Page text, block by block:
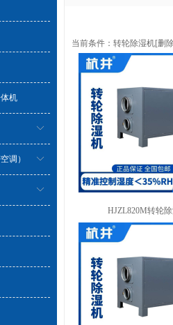
机
调）
当前条件： 转轮除湿机[删
HJZL820M转轮